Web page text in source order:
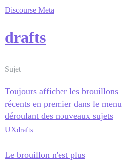
Discourse Meta
drafts
Sujet
Toujours afficher les brouillons
récents en premier dans le menu
déroulant des nouveaux sujets
UXdrafts
Le brouillon n'est plus